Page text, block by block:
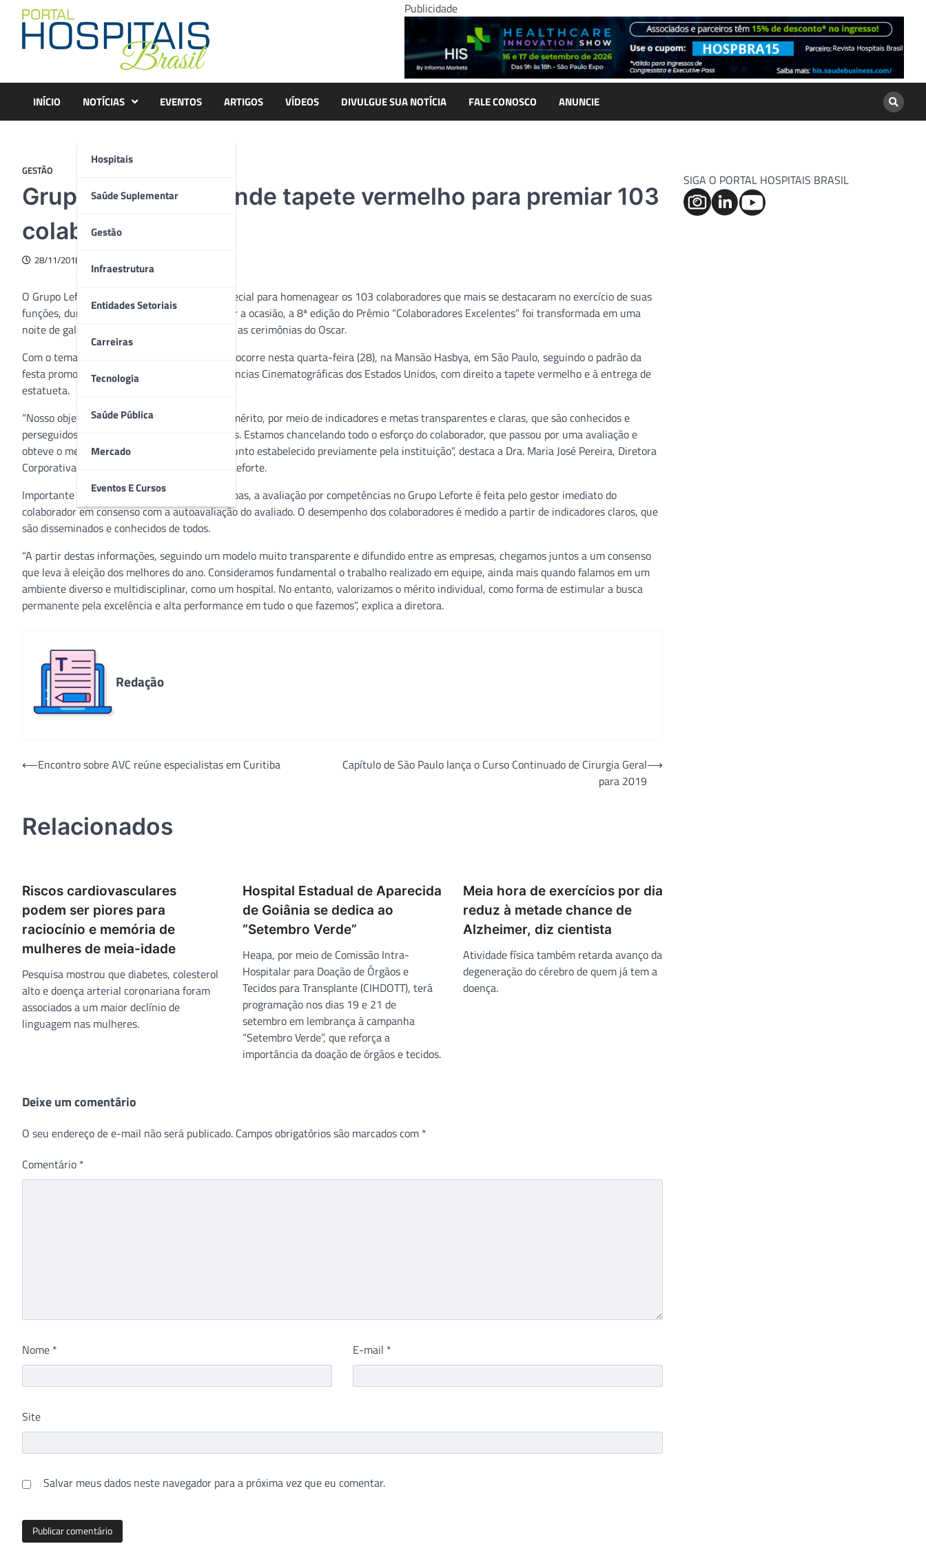
content
Publicidade
INÍCIO NOTÍCIAS
Hospitais
Saúde Suplementar
Gestão
Infraestrutura
Entidades Setoriais
Carreiras
Tecnologia
Saúde Pública
Mercado
Eventos E Cursos
EVENTOS ARTIGOS VÍDEOS DIVULGUE SUA NOTÍCIA FALE CONOSCO ANUNCIE
GESTÃO
Grupo Leforte estende tapete vermelho para premiar 103
colaboradores
28/11/2018
O Grupo Leforte preparou uma cerimônia especial para homenagear os 103 colaboradores que mais se destacaram no exercício de suas
funções, durante o ano de 2018. Para celebrar a ocasião, a 8ª edição do Prêmio “Colaboradores Excelentes” foi transformada em uma
noite de gala, a exemplo do que acontece com as cerimônias do Oscar.
Com o tema “Baile de Máscaras”, a premiação ocorre nesta quarta-feira (28), na Mansão Hasbya, em São Paulo, seguindo o padrão da
festa promovida pela Academia de Artes e Ciências Cinematográficas dos Estados Unidos, com direito a tapete vermelho e à entrega de
estatueta.
“Nosso objetivo é premiar a competência e o mérito, por meio de indicadores e metas transparentes e claras, que são conhecidos e
perseguidos por todos os nossos colaboradores. Estamos chancelando todo o esforço do colaborador, que passou por uma avaliação e
obteve o melhor desempenho, dentro do conjunto estabelecido previamente pela instituição”, destaca a Dra. Maria José Pereira, Diretora
Corporativa de Recursos Humanos do Grupo Leforte.
Importante ferramenta para a gestão de pessoas, a avaliação por competências no Grupo Leforte é feita pelo gestor imediato do
colaborador em consenso com a autoavaliação do avaliado. O desempenho dos colaboradores é medido a partir de indicadores claros, que
são disseminados e conhecidos de todos.
“A partir destas informações, seguindo um modelo muito transparente e difundido entre as empresas, chegamos juntos a um consenso
que leva à eleição dos melhores do ano. Consideramos fundamental o trabalho realizado em equipe, ainda mais quando falamos em um
ambiente diverso e multidisciplinar, como um hospital. No entanto, valorizamos o mérito individual, como forma de estimular a busca
permanente pela excelência e alta performance em tudo o que fazemos”, explica a diretora.
Redação
Navegação
⟵Encontro sobre AVC reúne especialistas em Curitiba
Capítulo de São Paulo lança o Curso Continuado de Cirurgia Geral
para 2019
⟶
Relacionados
Riscos cardiovasculares
podem ser piores para
raciocínio e memória de
mulheres de meia-idade
Pesquisa mostrou que diabetes, colesterol
alto e doença arterial coronariana foram
associados a um maior declínio de
linguagem nas mulheres.
Hospital Estadual de Aparecida
de Goiânia se dedica ao
“Setembro Verde”
Heapa, por meio de Comissão Intra-
Hospitalar para Doação de Órgãos e
Tecidos para Transplante (CIHDOTT), terá
programação nos dias 19 e 21 de
setembro em lembrança à campanha
“Setembro Verde”, que reforça a
importância da doação de órgãos e tecidos.
Meia hora de exercícios por dia
reduz à metade chance de
Alzheimer, diz cientista
Atividade física também retarda avanço da
degeneração do cérebro de quem já tem a
doença.
Deixe um comentário
O seu endereço de e-mail não será publicado. Campos obrigatórios são marcados com *
Comentário *
Nome * E-mail *
Site
Salvar meus dados neste navegador para a próxima vez que eu comentar.
SIGA O PORTAL HOSPITAIS BRASIL